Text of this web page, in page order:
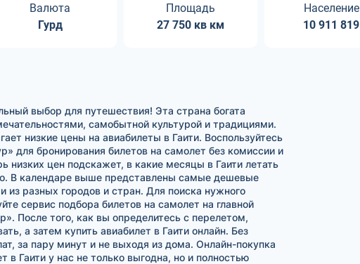
Валюта
Гурд
Площадь
27 750 кв км
Население
10 911 819
выбор для путешествия! Эта страна богата
самобытной культурой и традициями.
низкие цены на авиабилеты в Гаити. Воспользуйтесь
для бронирования билетов на самолет без комиссии и
низких цен подскажет, в какие месяцы в Гаити летать
В календаре выше представлены самые дешевые
из разных городов и стран. Для поиска нужного
сервис подбора билетов на самолет на главной
После того, как вы определитесь с перелетом,
а затем купить авиабилет в Гаити онлайн. Без
за пару минут и не выходя из дома. Онлайн-покупка
в Гаити у нас не только выгодна, но и полностью